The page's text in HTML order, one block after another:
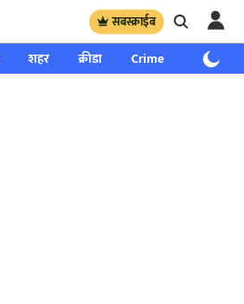
सबस्क्राईब
शहर क्रीडा Crime साप्ताहिक